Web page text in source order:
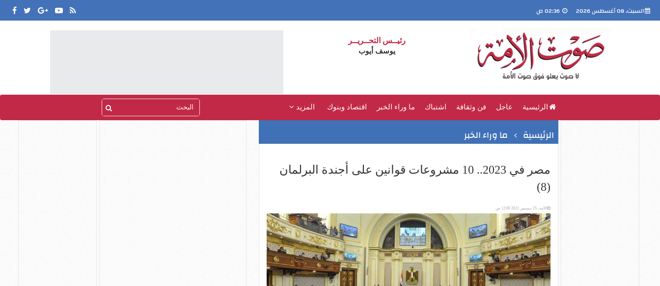
السبت، 08 أغسطس 2026
رئيــس التحــريــر
يوسف أيوب
الرئيسية عاجل فن وثقافة اشتباك ما وراء الخبر اقتصاد وبنوك المزيد
الرئيسية ما وراء الخبر
مصر في 2023.. 10 مشروعات قوانين على أجندة البرلمان
(8)
الأحد، 25 ديسمبر 2022 12:00 ص